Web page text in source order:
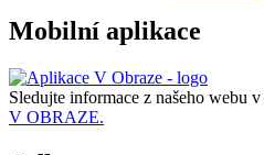
Mobilní aplikace
Sledujte informace z našeho webu v
V OBRAZE.